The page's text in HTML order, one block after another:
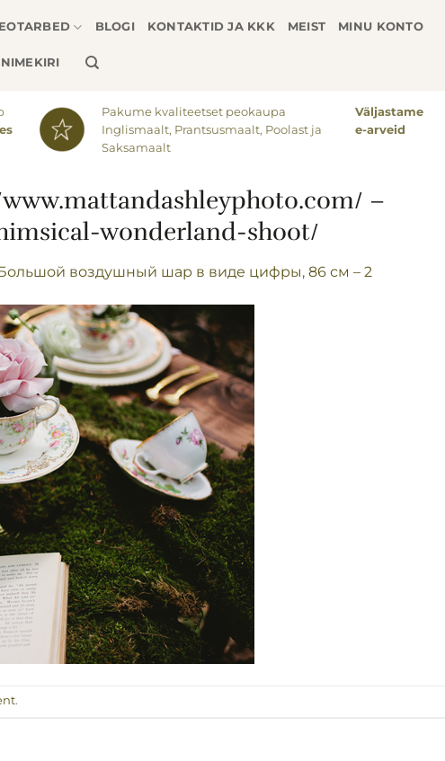
BLOGI KONTAKTID JA KKK MEIST MINU KONTO
Pakume kvaliteetset peokaupa
Inglismaalt, Prantsusmaalt, Poolast ja
Saksamaalt
Väljastame
e-arveid
–
wonderland-shoot/
воздушный шар в виде цифры, 86 см – 2
.